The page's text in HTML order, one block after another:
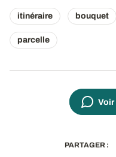
itinéraire bouquet
parcelle
Voir
PARTAGER :